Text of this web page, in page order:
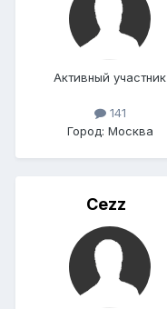
Активный участник
141
Город: Москва
Cezz